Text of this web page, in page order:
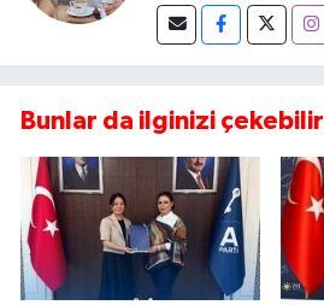
Bunlar da ilginizi çekebilir